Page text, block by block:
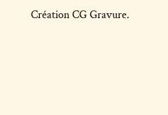
Création CG Gravure.